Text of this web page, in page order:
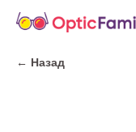
← Назад